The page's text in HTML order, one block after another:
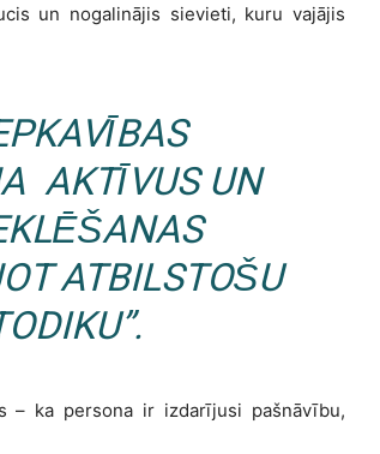
un nogalinājis sievieti, kuru vajājis
AKTĪVUS UN
ATBILSTOŠU
– ka persona ir izdarījusi pašnāvību,